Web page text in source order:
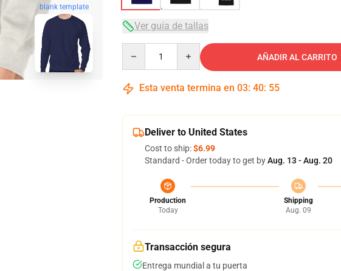
blank template
Ver guía de tallas
AÑADIR AL CARRITO
Esta venta termina en 03: 40: 54
Deliver to United States
Cost to ship:$6.99
Standard - Order today to get byAug. 13 - Aug. 20
Production
Today
Shipping
Aug. 09
Transacción segura
Entrega mundial a tu puerta